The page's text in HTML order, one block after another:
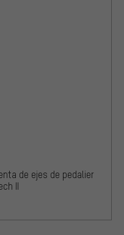
de ejes de pedalier
II